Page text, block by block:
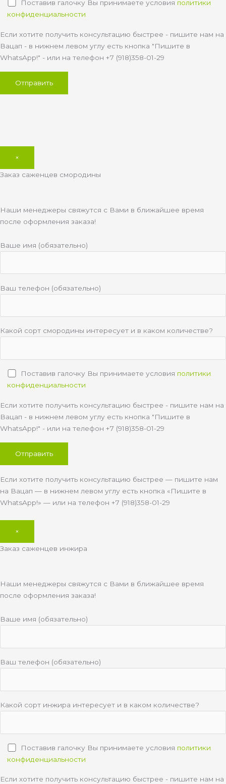
Поставив галочку Вы принимаете условия политики
конфиденциальности
Если хотите получить консультацию быстрее - пишите нам на
Вацап - в нижнем левом углу есть кнопка "Пишите в
WhatsApp!" - или на телефон +7 (918)358-01-29
×
Заказ саженцев смородины
Наши менеджеры свяжутся с Вами в ближайшее время
после оформления заказа!
Ваше имя (обязательно)
Ваш телефон (обязательно)
Какой сорт смородины интересует и в каком количестве?
Поставив галочку Вы принимаете условия политики
конфиденциальности
Если хотите получить консультацию быстрее - пишите нам на
Вацап - в нижнем левом углу есть кнопка "Пишите в
WhatsApp!" - или на телефон +7 (918)358-01-29
Если хотите получить консультацию быстрее — пишите нам
на Вацап — в нижнем левом углу есть кнопка «Пишите в
WhatsApp!» — или на телефон +7 (918)358-01-29
×
Заказ саженцев инжира
Наши менеджеры свяжутся с Вами в ближайшее время
после оформления заказа!
Ваше имя (обязательно)
Ваш телефон (обязательно)
Какой сорт инжира интересует и в каком количестве?
Поставив галочку Вы принимаете условия политики
конфиденциальности
Если хотите получить консультацию быстрее - пишите нам на